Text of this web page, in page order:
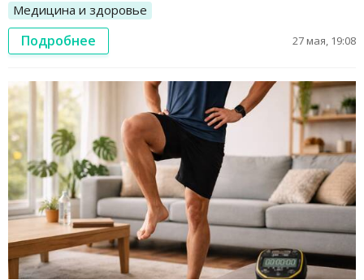
Медицина и здоровье
Подробнее 27 мая, 19:08